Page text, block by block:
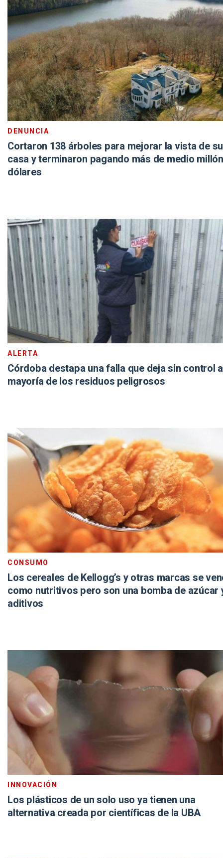
DENUNCIA
Cortaron 138 árboles para mejorar la vista de su
casa y terminaron pagando más de medio
dólares
ALERTA
Córdoba destapa una falla que deja sin control
mayoría de los residuos peligrosos
CONSUMO
Los cereales de Kellogg’s y otras marcas se
como nutritivos pero son una bomba de azúcar
aditivos
INNOVACIÓN
Los plásticos de un solo uso ya tienen una
alternativa creada por científicas de la UBA